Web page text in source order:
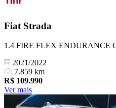
Fiat Strada
1.4 FIRE FLEX ENDURANCE
2021/2022
7.859 km
R$ 109.990
Ver mais